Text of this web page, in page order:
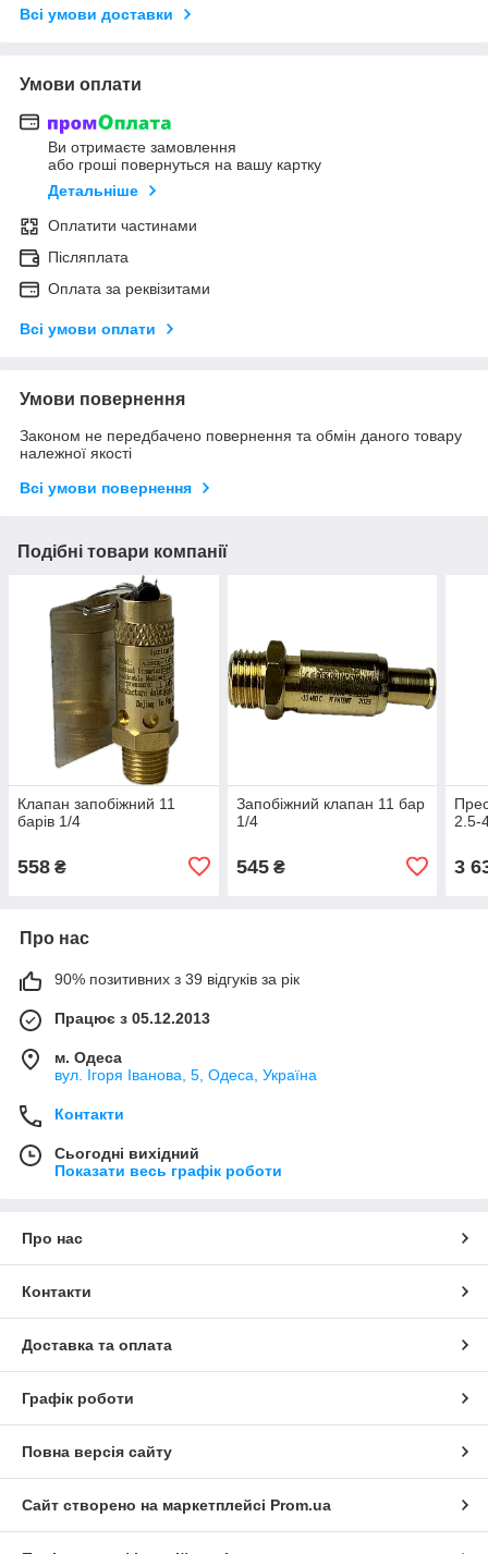
Всі умови доставки
Умови оплати
Ви отримаєте замовлення
або гроші повернуться на вашу картку
Детальніше
Оплатити частинами
Післяплата
Оплата за реквізитами
Всі умови оплати
Умови повернення
Законом не передбачено повернення та обмін даного товару
належної якості
Всі умови повернення
Подібні товари компанії
Клапан запобіжний 11
барів 1/4
558 ₴
Запобіжний клапан 11 бар
1/4
545₴
2.5-
3
Про нас
90% позитивних з 39 відгуків за рік
Працює з 05.12.2013
м. Одеса
вул. Ігоря Іванова, 5, Одеса, Україна
Контакти
Сьогодні вихідний
Показати весь графік роботи
Про нас
Контакти
Доставка та оплата
Графік роботи
Повна версія сайту
Сайт створено на маркетплейсі Prom.ua